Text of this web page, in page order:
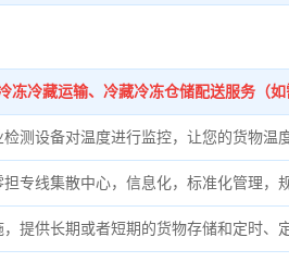
冻冷藏运输、冷藏冷冻仓储配送服务（如
测设备对温度进行监控，让您的货物温
专线集散中心，信息化，标准化管理，
提供长期或者短期的货物存储和定时、